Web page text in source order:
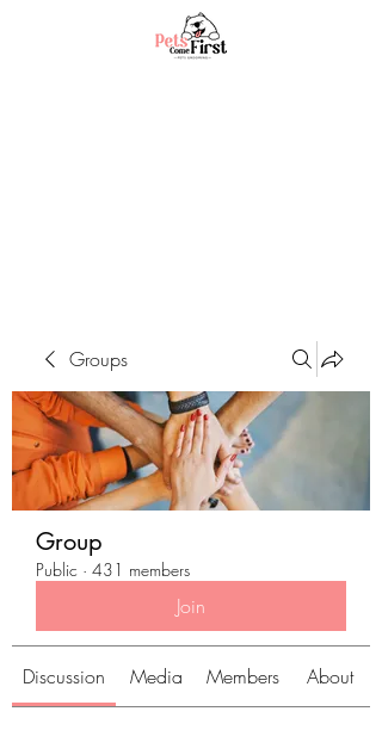
Groups
Group
Public · 431 members
Join
Discussion Media Members About